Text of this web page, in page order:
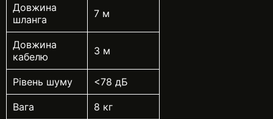
Довжина
шланга
7 м
Довжина
кабелю
3 м
Рівень шуму <78 дБ
Вага 8 кг